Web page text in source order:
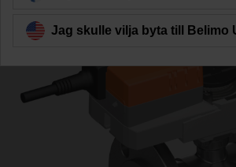
Jag skulle vilja byta till Belimo